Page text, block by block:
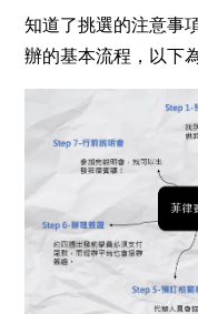
知道了挑選的注意事
辦的基本流程，以下